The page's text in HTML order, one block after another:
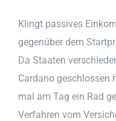
Klingt passives
gegenüber dem
Da Staaten
Cardano geschlossen
mal am Tag ein Rad
Verfahren vom